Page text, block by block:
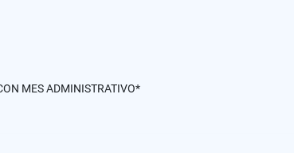
MES ADMINISTRATIVO*